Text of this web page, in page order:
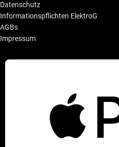
Datenschutz
Informationspflichten ElektroG
AGBs
Impressum